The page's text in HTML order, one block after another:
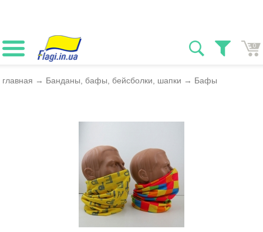
0
главная → Банданы, бафы, бейсболки, шапки → Бафы